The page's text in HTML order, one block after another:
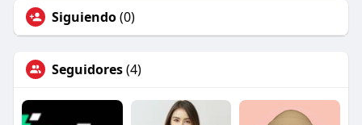
Siguiendo(0)
Seguidores(4)